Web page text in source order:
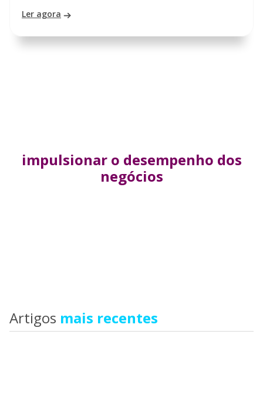
Ler agora
impulsionar o desempenho dos
negócios
Artigos mais recentes